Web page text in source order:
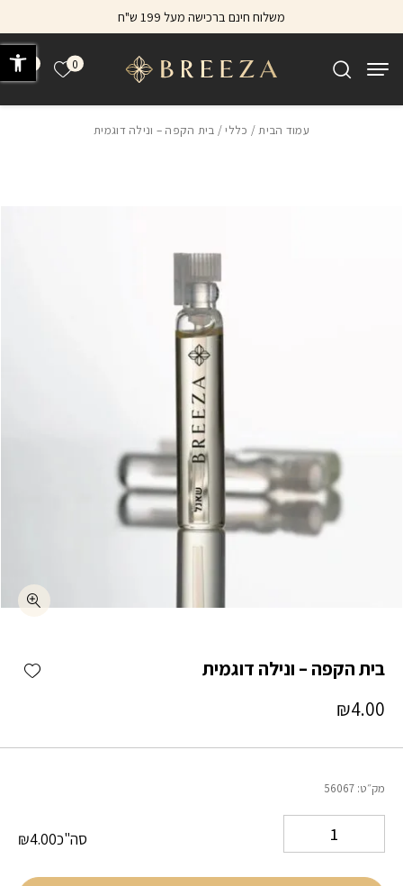
משלוח חינם ברכישה מעל 199 ש"ח
0 הרשימה
עמוד הבית/ כללי/ בית הקפה – ונילה דוגמית
בית הקפה – ונילה דוגמית
₪4.00
מק״ט: 56067
סה"כ ₪4.00